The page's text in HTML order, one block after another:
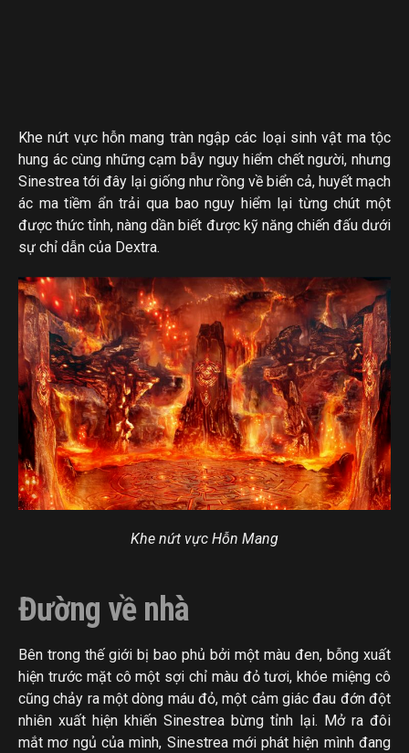
Khe nứt vực hỗn mang tràn ngập các loại sinh vật ma tộc
hung ác cùng những cạm bẫy nguy hiểm chết người, nhưng
Sinestrea tới đây lại giống như rồng về biển cả, huyết mạch
ác ma tiềm ẩn trải qua bao nguy hiểm lại từng chút một
được thức tỉnh, nàng dần biết được kỹ năng chiến đấu dưới
sự chỉ dẫn của Dextra.
Khe nứt vực Hỗn Mang
Đường về nhà
Bên trong thế giới bị bao phủ bởi một màu đen, bỗng xuất
hiện trước mặt cô một sợi chỉ màu đỏ tươi, khóe miệng cô
cũng chảy ra một dòng máu đỏ, một cảm giác đau đớn đột
nhiên xuất hiện khiến Sinestrea bừng tỉnh lại. Mở ra đôi
mắt mơ ngủ của mình, Sinestrea mới phát hiện mình đang